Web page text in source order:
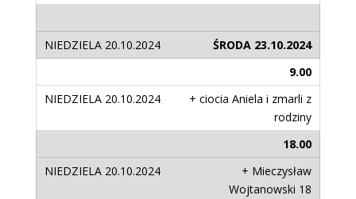
ŚRODA 23.10.2024
9.00
+ ciocia Aniela i zmarli z
rodziny
18.00
+ Mieczysław
Wojtanowski 18